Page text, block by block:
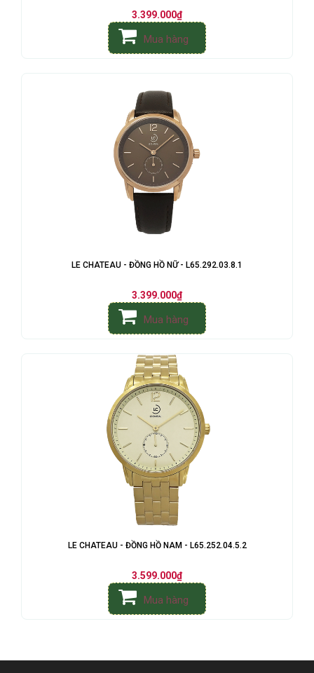
3.399.000₫
Mua hàng
LE CHATEAU - ĐỒNG HỒ NỮ - L65.292.03.8.1
3.399.000₫
Mua hàng
LE CHATEAU - ĐỒNG HỒ NAM - L65.252.04.5.2
3.599.000₫
Mua hàng